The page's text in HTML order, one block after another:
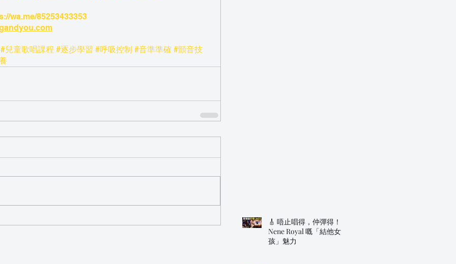
wa.me/85253433353
#兒童歌唱課程 #逐步學習 #呼吸控制 #音準準確 #顫音技
🎸 唔止唱得，仲彈得！
Nene Royal 嘅「結他女
孩」魅力